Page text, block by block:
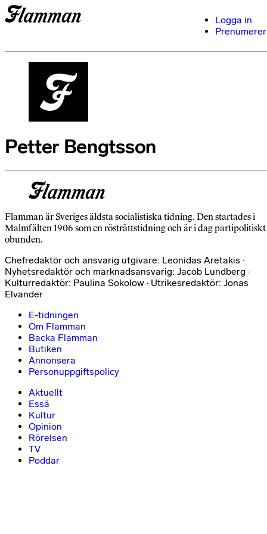
Logga in
Petter Bengtsson
Flamman är Sveriges äldsta socialistiska tidning. Den startades i
Malmfälten 1906 som en rösträttstidning och är i dag partipolitiskt
obunden.
Chefredaktör och ansvarig utgivare: Leonidas Aretakis ·
Nyhetsredaktör och marknadsansvarig: Jacob Lundberg ·
Kulturredaktör: Paulina Sokolow · Utrikesredaktör: Jonas
Elvander
E-tidningen
Om Flamman
Backa Flamman
Butiken
Annonsera
Personuppgiftspolicy
Aktuellt
Essä
Kultur
Opinion
Rörelsen
TV
Poddar